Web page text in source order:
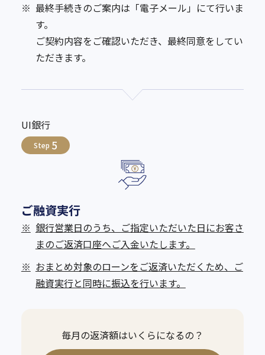
※ 最終手続きのご案内は「電子メール」にて行いま
す。
ご契約内容をご確認いただき、最終同意をしてい
ただきます。
UI銀行
Step 5
ご融資実行
※ 銀行営業日のうち、ご指定いただいた日にお客さ
まのご返済口座へご入金いたします。
※ おまとめ対象のローンをご返済いただくため、ご
融資実行と同時に振込を行います。
毎月の返済額はいくらになるの？